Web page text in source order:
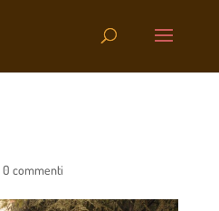
0 commenti